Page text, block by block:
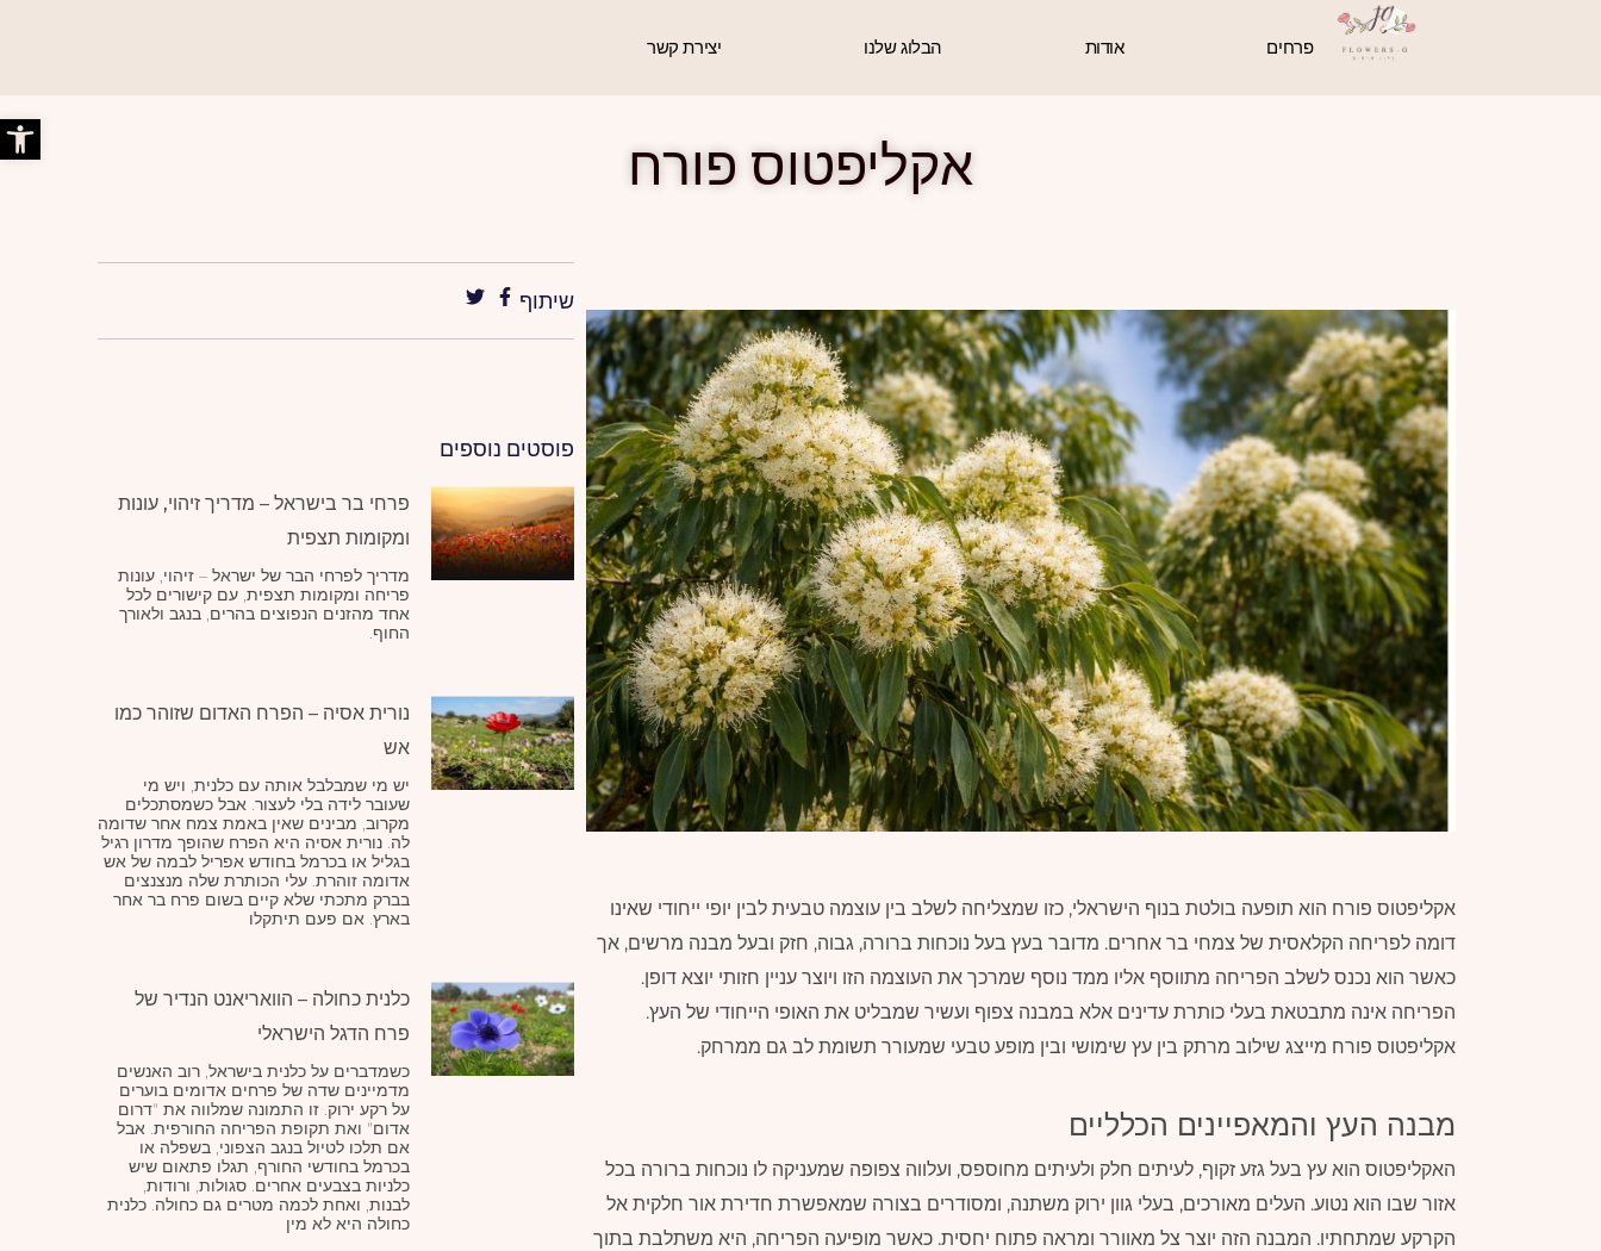
פתח
פרחים אודות הבלוג שלנו יצירת קשר
אקליפטוס פורח
אקליפטוס פורח הוא תופעה בולטת בנוף הישראלי, כזו שמצליחה לשלב בין עוצמה טבעית לבין יופי ייחודי שאינו
דומה לפריחה הקלאסית של צמחי בר אחרים. מדובר בעץ בעל נוכחות ברורה, גבוה, חזק ובעל מבנה מרשים, אך
כאשר הוא נכנס לשלב הפריחה מתווסף אליו ממד נוסף שמרכך את העוצמה הזו ויוצר עניין חזותי יוצא דופן.
הפריחה אינה מתבטאת בעלי כותרת עדינים אלא במבנה צפוף ועשיר שמבליט את האופי הייחודי של העץ.
אקליפטוס פורח מייצג שילוב מרתק בין עץ שימושי ובין מופע טבעי שמעורר תשומת לב גם ממרחק.
מבנה העץ והמאפיינים הכלליים
האקליפטוס הוא עץ בעל גזע זקוף, לעיתים חלק ולעיתים מחוספס, ועלווה צפופה שמעניקה לו נוכחות ברורה בכל
אזור שבו הוא נטוע. העלים מאורכים, בעלי גוון ירוק משתנה, ומסודרים בצורה שמאפשרת חדירת אור חלקית אל
הקרקע שמתחתיו. המבנה הזה יוצר צל מאוורר ומראה פתוח יחסית. כאשר מופיעה הפריחה, היא משתלבת בתוך
שיתוף
פוסטים נוספים
פרחי בר בישראל – מדריך זיהוי, עונות
ומקומות תצפית
מדריך לפרחי הבר של ישראל – זיהוי, עונות
פריחה ומקומות תצפית, עם קישורים לכל
אחד מהזנים הנפוצים בהרים, בנגב ולאורך
החוף.
נורית אסיה – הפרח האדום שזוהר כמו
אש
יש מי שמבלבל אותה עם כלנית, ויש מי
שעובר לידה בלי לעצור. אבל כשמסתכלים
מקרוב, מבינים שאין באמת צמח אחר שדומה
לה. נורית אסיה היא הפרח שהופך מדרון רגיל
בגליל או בכרמל בחודש אפריל לבמה של אש
אדומה זוהרת. עלי הכותרת שלה מנצנצים
בברק מתכתי שלא קיים בשום פרח בר אחר
בארץ. אם פעם תיתקלו
כלנית כחולה – הוואריאנט הנדיר של
פרח הדגל הישראלי
כשמדברים על כלנית בישראל, רוב האנשים
מדמיינים שדה של פרחים אדומים בוערים
על רקע ירוק. זו התמונה שמלווה את "דרום
אדום" ואת תקופת הפריחה החורפית. אבל
אם תלכו לטיול בנגב הצפוני, בשפלה או
בכרמל בחודשי החורף, תגלו פתאום שיש
כלניות בצבעים אחרים. סגולות, ורודות,
לבנות, ואחת לכמה מטרים גם כחולה. כלנית
כחולה היא לא מין